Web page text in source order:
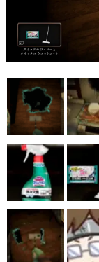
イ
カテゴ
マンガ
女性向け
アプリレビュー
その他
電ファミニコゲー
運営：株式会社マ